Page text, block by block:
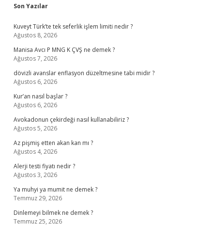
Sidebar
Son Yazılar
Kuveyt Türk’te tek seferlik işlem limiti nedir ?
Ağustos 8, 2026
Manisa Avcı P MNG K ÇVŞ ne demek ?
Ağustos 7, 2026
dövizli avanslar enflasyon düzeltmesine tabi midir ?
Ağustos 6, 2026
Kur’an nasıl başlar ?
Ağustos 6, 2026
Avokadonun çekirdeği nasıl kullanabiliriz ?
Ağustos 5, 2026
Az pişmiş etten akan kan mı ?
Ağustos 4, 2026
Alerji testi fiyatı nedir ?
Ağustos 3, 2026
Ya muhyi ya mumit ne demek ?
Temmuz 29, 2026
Dinlemeyi bilmek ne demek ?
Temmuz 25, 2026